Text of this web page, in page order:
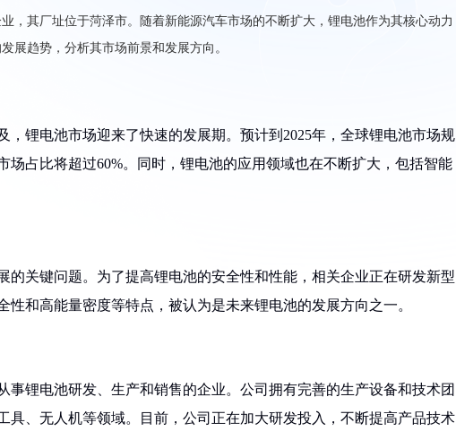
，其厂址位于菏泽市。随着新能源汽车市场的不断扩大，锂电池作为其核心动力
展趋势，分析其市场前景和发展方向。
，锂电池市场迎来了快速的发展期。预计到2025年，全球锂电池市场规
场占比将超过60%。同时，锂电池的应用领域也在不断扩大，包括智能
的关键问题。为了提高锂电池的安全性和性能，相关企业正在研发新型
和高能量密度等特点，被认为是未来锂电池的发展方向之一。
事锂电池研发、生产和销售的企业。公司拥有完善的生产设备和技术团
具、无人机等领域。目前，公司正在加大研发投入，不断提高产品技术